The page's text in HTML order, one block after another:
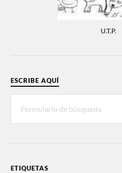
U.T.P.
ESCRIBE AQUÍ
ETIQUETAS